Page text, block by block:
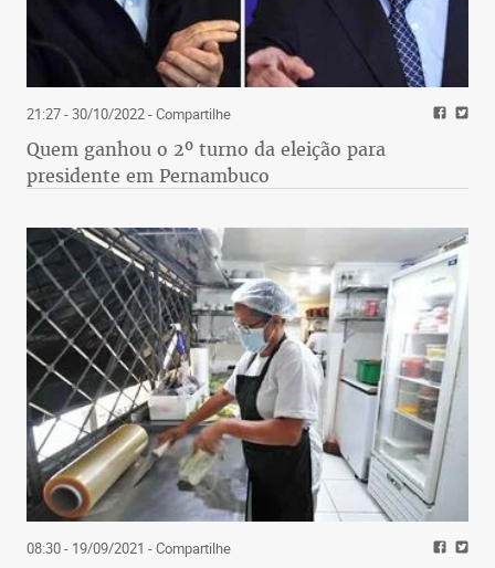
21:27 - 30/10/2022- Compartilhe
Quem ganhou o 2º turno da eleição para
presidente em Pernambuco
08:30 - 19/09/2021 - Compartilhe